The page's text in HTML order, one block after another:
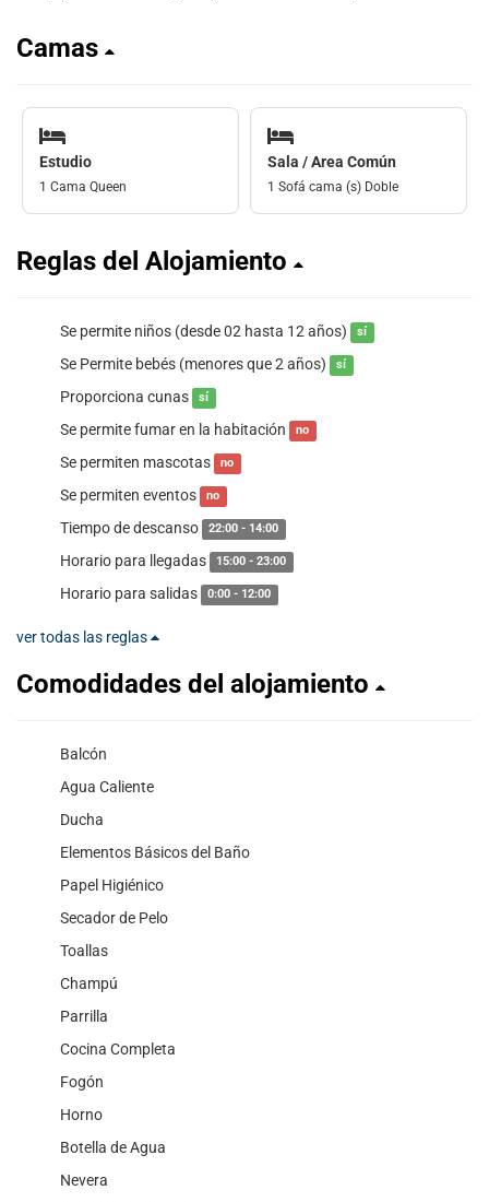
Camas
Estudio
1 Cama Queen
Sala / Area Común
1 Sofá cama (s) Doble
Reglas del Alojamiento
Se permite niños (desde 02 hasta 12 años) sí
Se Permite bebés (menores que 2 años) sí
Proporciona cunas sí
Se permite fumar en la habitación no
Se permiten mascotas no
Se permiten eventos no
Tiempo de descanso 22:00 - 14:00
Horario para llegadas 15:00 - 23:00
Horario para salidas 0:00 - 12:00
ver todas las reglas
Comodidades del alojamiento
Balcón
Agua Caliente
Ducha
Elementos Básicos del Baño
Papel Higiénico
Secador de Pelo
Toallas
Champú
Parrilla
Cocina Completa
Fogón
Horno
Botella de Agua
Nevera